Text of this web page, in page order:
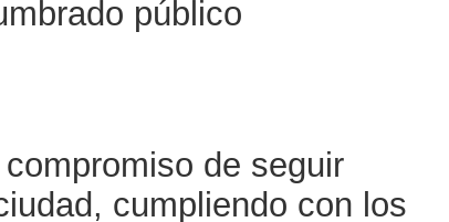
público
de seguir
cumpliendo con los